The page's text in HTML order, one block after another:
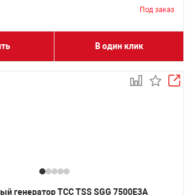
В один клик
генератор ТСС TSS SGG 7500E3A